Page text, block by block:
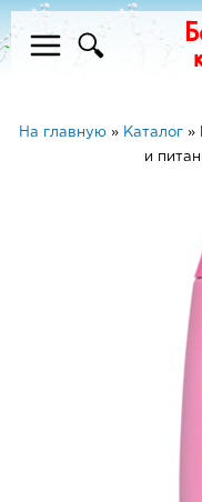
На главную» Каталог»
и